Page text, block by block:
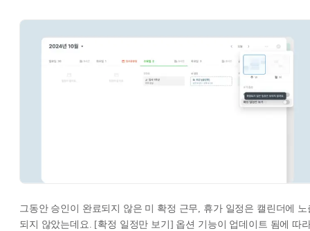
그동안 승인이 완료되지 않은 미 확정 근무, 휴가 일정은 캘린더에 노
되지 않았는데요. [확정 일정만 보기] 옵션 기능이 업데이트 됨에 따